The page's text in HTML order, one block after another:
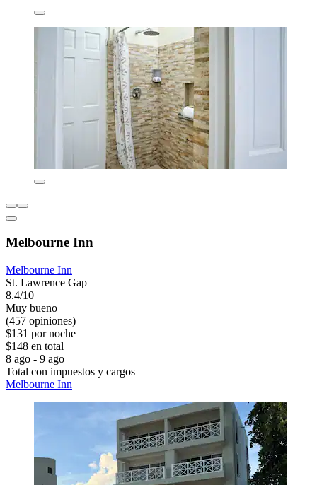
Melbourne Inn
Melbourne Inn
St. Lawrence Gap
8.4/10
Muy bueno
(457 opiniones)
$131 por noche
$148 en total
8 ago - 9 ago
Total con impuestos y cargos
Melbourne Inn